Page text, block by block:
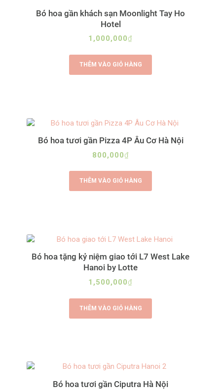
Bó hoa gần khách sạn Moonlight Tay Ho
Hotel
1,000,000₫
THÊM VÀO GIỎ HÀNG
Bó hoa tươi gần Pizza 4P Âu Cơ Hà Nội
800,000₫
THÊM VÀO GIỎ HÀNG
Bó hoa tặng kỷ niệm giao tới L7 West Lake
Hanoi by Lotte
1,500,000₫
THÊM VÀO GIỎ HÀNG
Bó hoa tươi gần Ciputra Hà Nội